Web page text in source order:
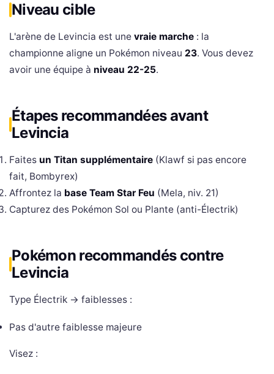
Niveau cible
L'arène de Levincia est une vraie marche : la
championne aligne un Pokémon niveau 23. Vous devez
avoir une équipe à niveau 22-25.
Étapes recommandées avant
Levincia
Faites un Titan supplémentaire (Klawf si pas encore
fait, Bombyrex)
Affrontez la base Team Star Feu (Mela, niv. 21)
Capturez des Pokémon Sol ou Plante (anti-Électrik)
Pokémon recommandés contre
Levincia
Type Électrik → faiblesses :
Pas d'autre faiblesse majeure
Visez :